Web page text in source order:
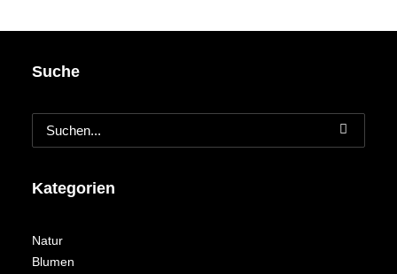
Suche
Kategorien
Natur
Blumen